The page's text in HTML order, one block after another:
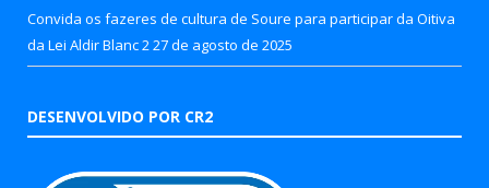
Convida os fazeres de cultura de Soure para participar da Oitiva
da Lei Aldir Blanc 227 de agosto de 2025
DESENVOLVIDO POR CR2